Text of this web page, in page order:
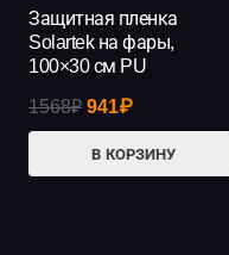
Защитная пленка
Solartek на фары,
100×30 см PU
1568₽ Первоначальная
составляла
941₽Текущая
941₽.
В КОРЗИНУ